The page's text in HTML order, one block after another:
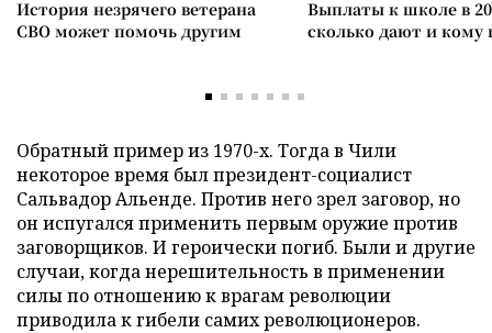
История незрячего ветерана
СВО может помочь другим
Выплаты к школе в
сколько дают и
Обратный пример из 1970-х. Тогда в Чили
некоторое время был президент-социалист
Сальвадор Альенде. Против него зрел заговор, но
он испугался применить первым оружие против
заговорщиков. И героически погиб. Были и другие
случаи, когда нерешительность в применении
силы по отношению к врагам революции
приводила к гибели самих революционеров.